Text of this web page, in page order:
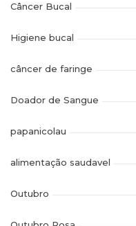
Câncer Bucal
Higiene bucal
câncer de faringe
Doador de Sangue
papanicolau
alimentação saudavel
Outubro